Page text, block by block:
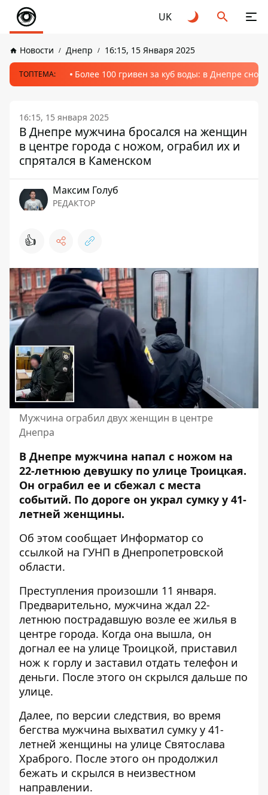
UK
Новости Днепр 16:15, 15 Января 2025
ТОПТЕМА: Более 100 гривен за куб воды: в Днепре
16:15, 15 января 2025
В Днепре мужчина бросался на женщин
в центре города с ножом, ограбил их и
спрятался в Каменском
Максим Голуб
РЕДАКТОР
👍
Мужчина ограбил двух женщин в центре
Днепра
В Днепре мужчина напал с ножом на
22-летнюю девушку по улице Троицкая.
Он ограбил ее и сбежал с места
событий. По дороге он украл сумку у 41-
летней женщины.
Об этом сообщает Информатор со
ссылкой на ГУНП в Днепропетровской
области.
Преступления произошли 11 января.
Предварительно, мужчина ждал 22-
летнюю пострадавшую возле ее жилья в
центре города. Когда она вышла, он
догнал ее на улице Троицкой, приставил
нож к горлу и заставил отдать телефон и
деньги. После этого он скрылся дальше по
улице.
Далее, по версии следствия, во время
бегства мужчина выхватил сумку у 41-
летней женщины на улице Святослава
Храброго. После этого он продолжил
бежать и скрылся в неизвестном
направлении.